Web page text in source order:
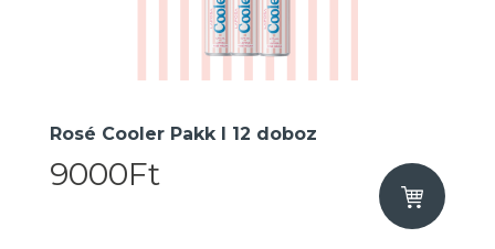
Rosé Cooler Pakk I 12 doboz
9000Ft